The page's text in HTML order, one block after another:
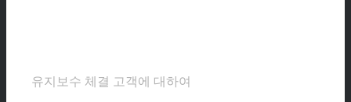
유지보수 체결 고객에 대하여